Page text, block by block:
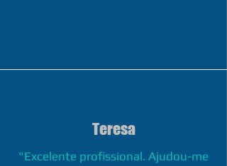
Teresa
"Excelente profissional. Ajudou-me